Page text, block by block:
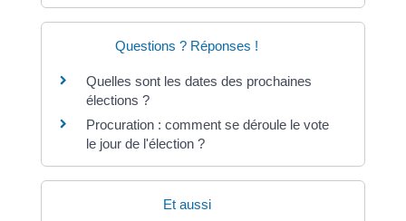
Questions ? Réponses !
Quelles sont les dates des prochaines
élections ?
Procuration : comment se déroule le vote
le jour de l'élection ?
Et aussi